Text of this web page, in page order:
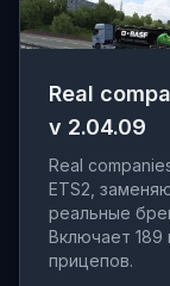
Real
v 2.04.09
Real
ETS2,
реальные
Включает 189
прицепов.